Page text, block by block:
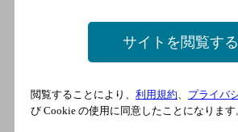
南青山
[中華料理]
地下鉄銀座
サイトを閲覧する
閲覧することにより、 利用規約 プライバ
び Cookie の使用に同意したことになります